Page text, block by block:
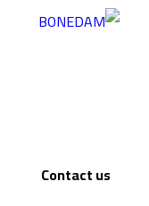
Contact us